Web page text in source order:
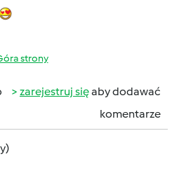
strony
zarejestruj sięaby dodawać
komentarze